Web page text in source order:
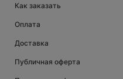
Как заказать
Оплата
Доставка
Публичная оферта